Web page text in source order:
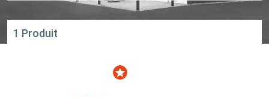
1 Produit